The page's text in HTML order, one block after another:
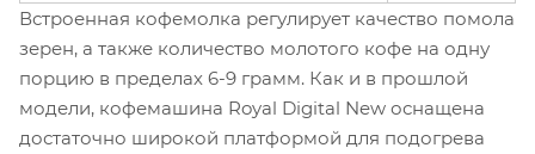
Встроенная кофемолка регулирует качество помола
зерен, а также количество молотого кофе на одну
порцию в пределах 6-9 грамм. Как и в прошлой
модели, кофемашина Royal Digital New оснащена
достаточно широкой платформой для подогрева